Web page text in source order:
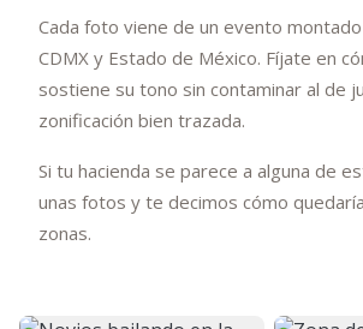
Cada foto viene de un evento
CDMX y Estado de México. Fíjate en
sostiene su tono sin contaminar al de
zonificación bien trazada.
Si tu hacienda se parece a alguna de
unas fotos y te decimos cómo
zonas.